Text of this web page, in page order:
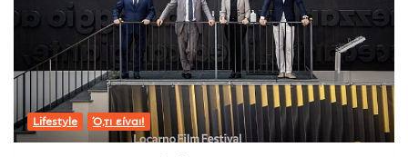
Lifestyle Ό,τι είναι!